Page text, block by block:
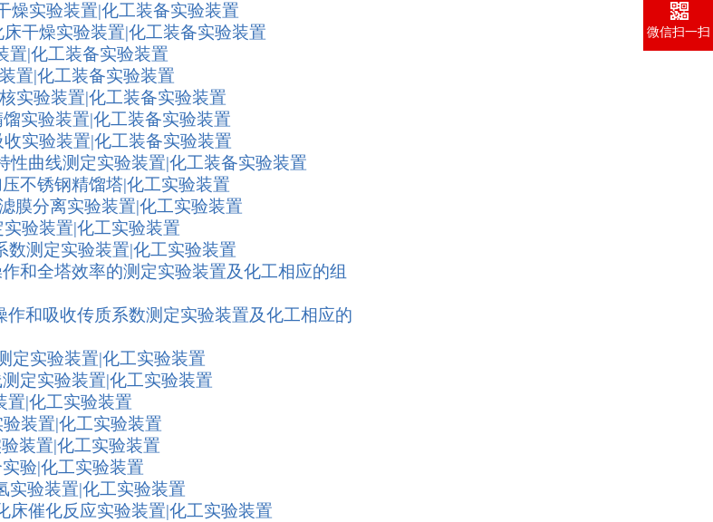
燥实验装置|化工装备实验装置
干燥实验装置|化工装备实验装置
置|化工装备实验装置
置|化工装备实验装置
实验装置|化工装备实验装置
实验装置|化工装备实验装置
实验装置|化工装备实验装置
性曲线测定实验装置|化工装备实验装置
不锈钢精馏塔|化工实验装置
膜分离实验装置|化工实验装置
验装置|化工实验装置
数测定实验装置|化工实验装置
和全塔效率的测定实验装置及化工相应的组
和吸收传质系数测定实验装置及化工相应的
定实验装置|化工实验装置
定实验装置|化工实验装置
置|化工实验装置
装置|化工实验装置
装置|化工实验装置
验|化工实验装置
实验装置|化工实验装置
床催化反应实验装置|化工实验装置
微信扫一扫